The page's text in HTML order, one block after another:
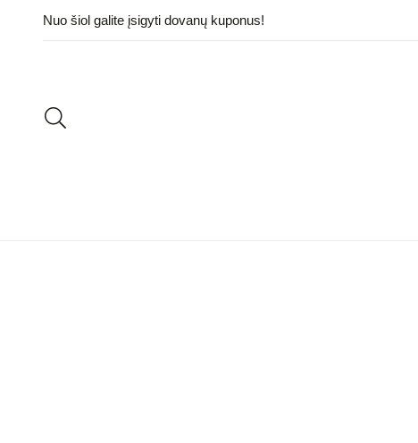
Nuo šiol galite įsigyti dovanų kuponus!